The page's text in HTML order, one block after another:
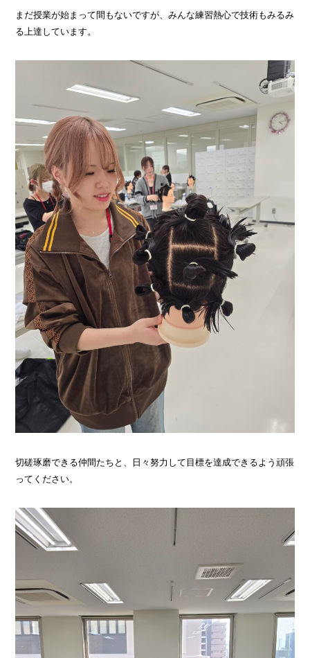
まだ授業が始まって間もないですが、みんな練習熱心で技術もみるみ
る上達しています。
切磋琢磨できる仲間たちと、日々努力して目標を達成できるよう頑張
ってください。